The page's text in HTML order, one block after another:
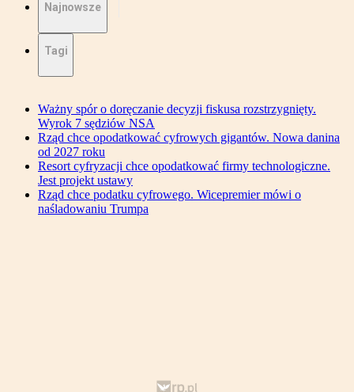
Najnowsze
Tagi
Ważny spór o doręczanie decyzji fiskusa rozstrzygnięty.
Wyrok 7 sędziów NSA
Rząd chce opodatkować cyfrowych gigantów. Nowa danina
od 2027 roku
Resort cyfryzacji chce opodatkować firmy technologiczne.
Jest projekt ustawy
Rząd chce podatku cyfrowego. Wicepremier mówi o
naśladowaniu Trumpa